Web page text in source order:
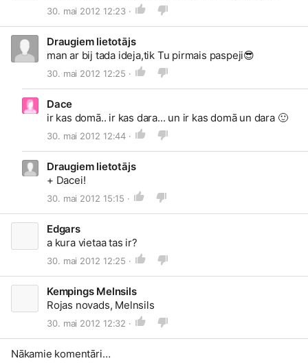
30. mai 2012 12:23 ·
Draugiem lietotājs
man ar bij tada ideja,tik Tu pirmais paspeji😎
30. mai 2012 12:25 ·
Dace
ir kas domā.. ir kas dara... un ir kas domā un dara 🙂
30. mai 2012 12:44 ·
Draugiem lietotājs
+ Dacei!
30. mai 2012 15:15 ·
Edgars
a kura vietaa tas ir?
30. mai 2012 12:25 ·
Kempings Melnsils
Rojas novads, Melnsils
30. mai 2012 12:32 ·
Nākamie komentāri…